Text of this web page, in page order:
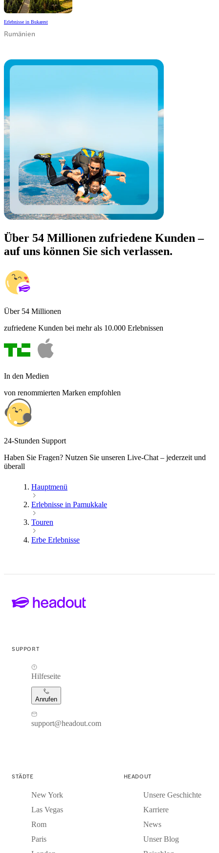
Erlebnisse in Bukarest
Rumänien
Über 54 Millionen zufriedene Kunden –
auf uns können Sie sich verlassen.
Über 54 Millionen
zufriedene Kunden bei mehr als 10.000 Erlebnissen
In den Medien
von renommierten Marken empfohlen
24-Stunden Support
Haben Sie Fragen? Nutzen Sie unseren Live-Chat – jederzeit und
überall
Hauptmenü
Erlebnisse in Pamukkale
Touren
Erbe Erlebnisse
SUPPORT
Hilfeseite
Anrufen
support@headout.com
STÄDTE
New York
Las Vegas
Rom
Paris
HEADOUT
Unsere Geschichte
Karriere
News
Unser Blog